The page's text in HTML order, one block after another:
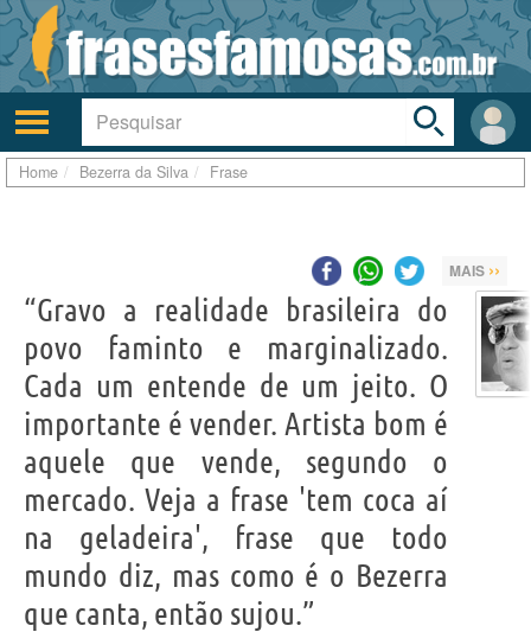
Ativar/desativar
a
navegação
Área
do
Toggle
search
bar
Home Bezerra da Silva Frase
MAIS ››
“Gravo a realidade brasileira do
povo faminto e marginalizado.
Cada um entende de um jeito. O
importante é vender. Artista bom é
aquele que vende, segundo o
mercado. Veja a frase 'tem coca aí
na geladeira', frase que todo
mundo diz, mas como é o Bezerra
que canta, então sujou.”